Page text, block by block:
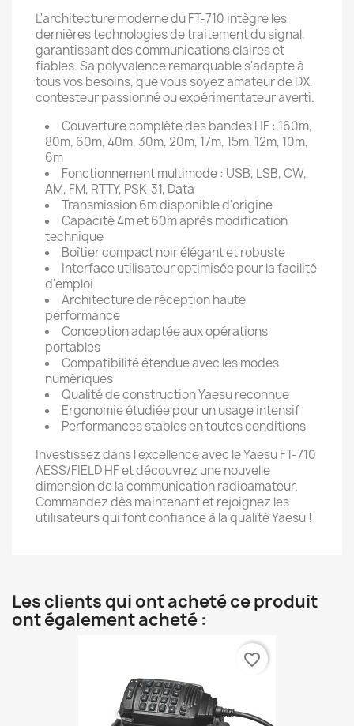
L'architecture moderne du FT-710 intègre les
dernières technologies de traitement du signal,
garantissant des communications claires et
fiables. Sa polyvalence remarquable s'adapte à
tous vos besoins, que vous soyez amateur de DX,
contesteur passionné ou expérimentateur averti.
Couverture complète des bandes HF : 160m,
80m, 60m, 40m, 30m, 20m, 17m, 15m, 12m, 10m,
6m
Fonctionnement multimode : USB, LSB, CW,
AM, FM, RTTY, PSK-31, Data
Transmission 6m disponible d'origine
Capacité 4m et 60m après modification
technique
Boîtier compact noir élégant et robuste
Interface utilisateur optimisée pour la facilité
d'emploi
Architecture de réception haute
performance
Conception adaptée aux opérations
portables
Compatibilité étendue avec les modes
numériques
Qualité de construction Yaesu reconnue
Ergonomie étudiée pour un usage intensif
Performances stables en toutes conditions
Investissez dans l'excellence avec le Yaesu FT-710
AESS/FIELD HF et découvrez une nouvelle
dimension de la communication radioamateur.
Commandez dès maintenant et rejoignez les
utilisateurs qui font confiance à la qualité Yaesu !
Les clients qui ont acheté ce produit
ont également acheté :
favorite_border